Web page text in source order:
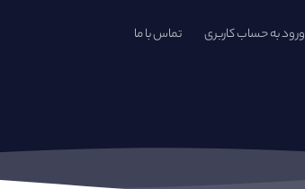
ورود به حساب کاربری تماس با ما